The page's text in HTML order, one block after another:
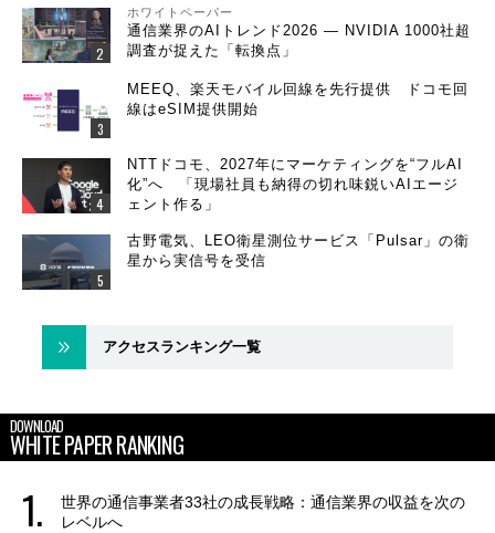
ホワイトペーパー
通信業界のAIトレンド2026 ― NVIDIA 1000社超
調査が捉えた「転換点」
MEEQ、楽天モバイル回線を先行提供 ドコモ回
線はeSIM提供開始
NTTドコモ、2027年にマーケティングを“フルAI
化”へ 「現場社員も納得の切れ味鋭いAIエージ
ェント作る」
古野電気、LEO衛星測位サービス「Pulsar」の衛
星から実信号を受信
アクセスランキング一覧
DOWNLOAD
WHITE PAPER RANKING
世界の通信事業者33社の成長戦略：通信業界の収益を次の
レベルへ